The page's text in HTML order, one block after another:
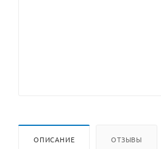
ОПИСАНИЕ ОТЗЫВЫ